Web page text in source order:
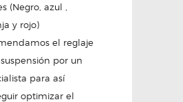
(Negro, azul ,
y rojo)
el reglaje
por un
para así
optimizar el